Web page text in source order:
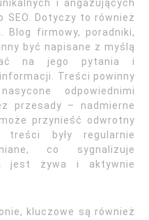
i angażujących
Dotyczy to również
Blog firmowy, poradniki,
być napisane z myślą
na jego pytania i
Treści powinny
odpowiednimi
przesady – nadmierne
przynieść odwrotny
były regularnie
co sygnalizuje
jest żywa i aktywnie
kluczowe są również